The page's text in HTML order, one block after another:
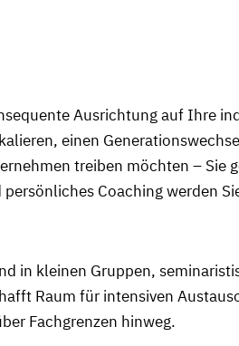
Ausrichtung auf Ihre
einen
treiben möchten – Sie
Coaching werden
in kleinen Gruppen,
Raum für intensiven
Fachgrenzen hinweg.